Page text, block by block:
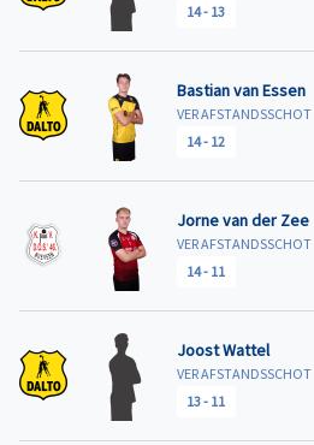
14- 13
Bastian van Essen
VER AFSTANDSSCHOT
14- 12
Jorne van der Zee
VER AFSTANDSSCHOT
14- 11
Joost Wattel
VER AFSTANDSSCHOT
13- 11